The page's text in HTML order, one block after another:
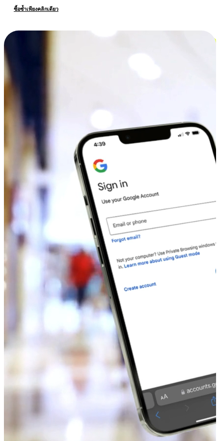
ซื้อซ้ำเพียงคลิกเดียว